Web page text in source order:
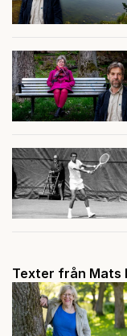
Texter från Mats